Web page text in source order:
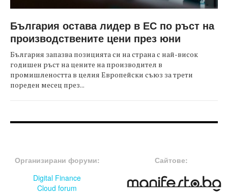
България остава лидер в ЕС по ръст на
производствените цени през юни
България запазва позицията си на страна с най-висок
годишен ръст на цените на производител в
промишлеността в целия Европейски съюз за трети
пореден месец през...
Организирани форуми:
Digital Finance
Cloud forum
Сайтове: